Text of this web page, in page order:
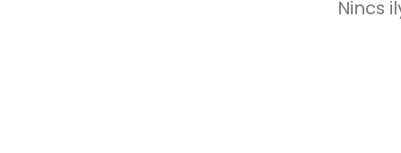
Nincs